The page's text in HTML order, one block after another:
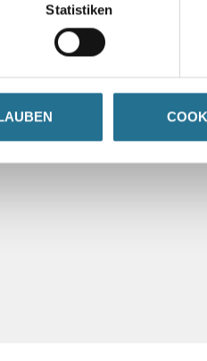
Statistiken